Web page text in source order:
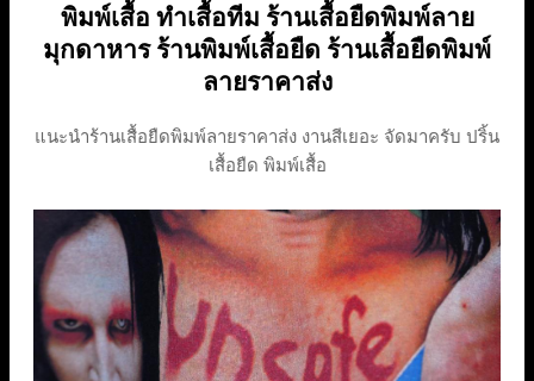
พิมพ์เสื้อ ทำเสื้อทีม ร้านเสื้อยืดพิมพ์ลาย
มุกดาหาร ร้านพิมพ์เสื้อยืด ร้านเสื้อยืดพิมพ์
ลายราคาส่ง
แนะนำร้านเสื้อยืดพิมพ์ลายราคาส่ง งานสีเยอะ จัดมาครับ ปริ้น
เสื้อยืด พิมพ์เสื้อ